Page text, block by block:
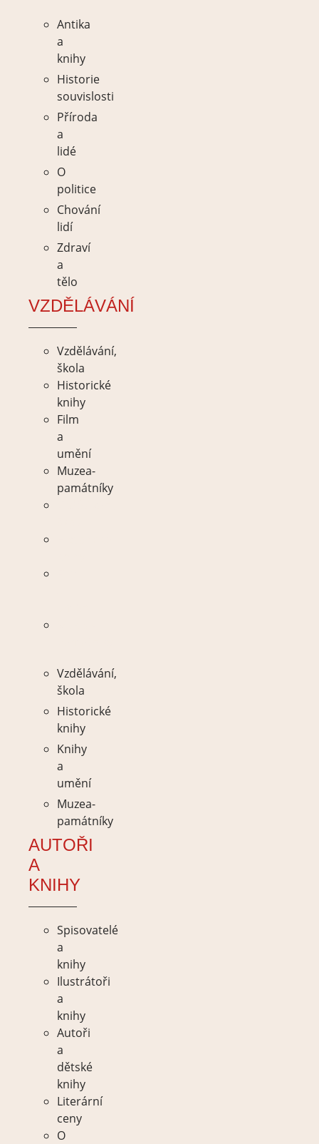
Antika
a
knihy
Historie
souvislosti
Příroda
a
lidé
O
politice
Chování
lidí
Zdraví
a
tělo
VZDĚLÁVÁNÍ
Vzdělávání,
škola
Historické
knihy
Film
a
umění
Muzea-
památníky
Vzdělávání,
škola
Historické
knihy
Knihy
a
umění
Muzea-
památníky
AUTOŘI
A
KNIHY
Spisovatelé
a
knihy
Ilustrátoři
a
knihy
Autoři
a
dětské
knihy
Literární
ceny
O